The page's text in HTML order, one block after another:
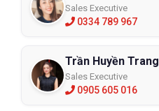
Sales Executive
0334 789 967
Trần Huyền Trang
Sales Executive
0905 605 016